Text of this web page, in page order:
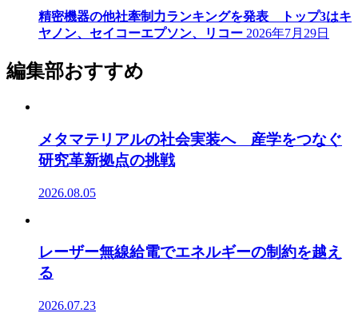
精密機器の他社牽制力ランキングを発表 トップ3はキ
ヤノン、セイコーエプソン、リコー 2026年7月29日
編集部おすすめ
メタマテリアルの社会実装へ 産学をつなぐ
研究革新拠点の挑戦
2026.08.05
レーザー無線給電でエネルギーの制約を越え
る
2026.07.23